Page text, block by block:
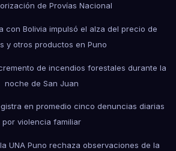
de Provías Nacional
con Bolivia impulsó el alza del precio de
y otros productos en Puno
de incendios forestales durante la
noche de San Juan
en promedio cinco denuncias diarias
por violencia familiar
UNA Puno rechaza observaciones de la